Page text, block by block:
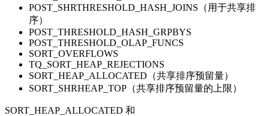
POST_SHRTHRESHOLD_HASH_JOINS（用于共享排
序）
POST_THRESHOLD_HASH_GRPBYS
POST_THRESHOLD_OLAP_FUNCS
SORT_OVERFLOWS
TQ_SORT_HEAP_REJECTIONS
SORT_HEAP_ALLOCATED（共享排序预留量）
SORT_SHRHEAP_TOP（共享排序预留量的上限）
SORT_HEAP_ALLOCATED 和